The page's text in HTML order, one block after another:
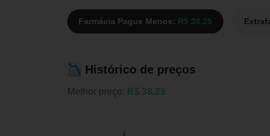
Farmácia Pague Menos: R$ 38,25
Histórico de preços
Melhor preço: R$ 38,25